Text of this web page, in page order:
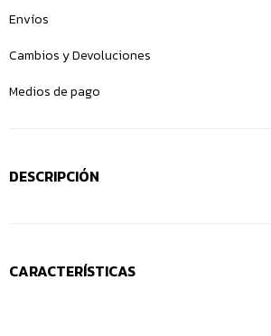
Envíos
Cambios y Devoluciones
Medios de pago
DESCRIPCIÓN
CARACTERÍSTICAS